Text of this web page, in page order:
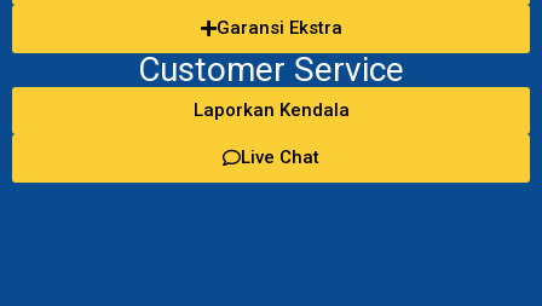
Garansi Ekstra
Customer Service
Laporkan Kendala
Live Chat